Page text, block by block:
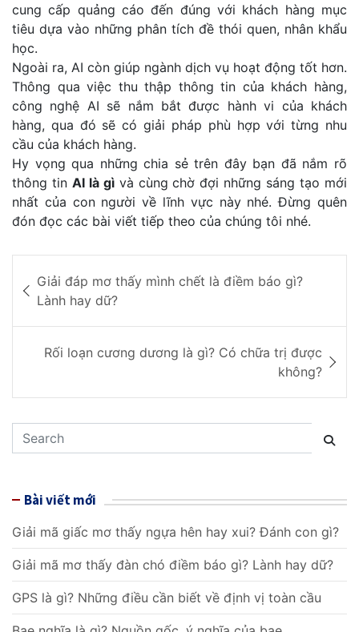
cung cấp quảng cáo đến đúng với khách hàng mục
tiêu dựa vào những phân tích đề thói quen, nhân khẩu
học.
Ngoài ra, AI còn giúp ngành dịch vụ hoạt động tốt hơn.
Thông qua việc thu thập thông tin của khách hàng,
công nghệ AI sẽ nắm bắt được hành vi của khách
hàng, qua đó sẽ có giải pháp phù hợp với từng nhu
cầu của khách hàng.
Hy vọng qua những chia sẻ trên đây bạn đã nắm rõ
thông tin AI là gìvà cùng chờ đợi những sáng tạo mới
nhất của con người về lĩnh vực này nhé. Đừng quên
đón đọc các bài viết tiếp theo của chúng tôi nhé.
ề
h
ư
ớ
g
b
à
i
Giải đáp mơ thấy mình chết là điềm báo gì?
Lành hay dữ?
Rối loạn cương dương là gì? Có chữa trị được
không?
e
h
Bài viết mới
Giải mã giấc mơ thấy ngựa hên hay xui? Đánh con gì?
Giải mã mơ thấy đàn chó điềm báo gì? Lành hay dữ?
GPS là gì? Những điều cần biết về định vị toàn cầu